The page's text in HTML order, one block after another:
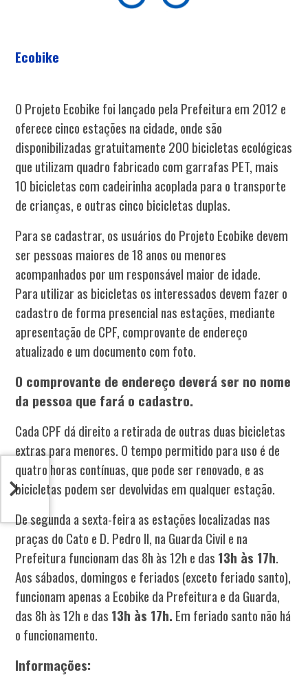
Ecobike
O Projeto Ecobike foi lançado pela Prefeitura em 2012 e
oferece cinco estações na cidade, onde são
disponibilizadas gratuitamente 200 bicicletas ecológicas
que utilizam quadro fabricado com garrafas PET, mais
10 bicicletas com cadeirinha acoplada para o transporte
de crianças, e outras cinco bicicletas duplas.
Para se cadastrar, os usuários do Projeto Ecobike devem
ser pessoas maiores de 18 anos ou menores
acompanhados por um responsável maior de idade.
Para utilizar as bicicletas os interessados devem fazer o
cadastro de forma presencial nas estações, mediante
apresentação de CPF, comprovante de endereço
atualizado e um documento com foto.
O comprovante de endereço deverá ser no nome
da pessoa que fará o cadastro.
Cada CPF dá direito a retirada de outras duas bicicletas
extras para menores. O tempo permitido para uso é de
quatro horas contínuas, que pode ser renovado, e as
bicicletas podem ser devolvidas em qualquer estação.
De segunda a sexta-feira as estações localizadas nas
praças do Cato e D. Pedro II, na Guarda Civil e na
Prefeitura funcionam das 8h às 12h e das 13h às 17h.
Aos sábados, domingos e feriados (exceto feriado santo),
funcionam apenas a Ecobike da Prefeitura e da Guarda,
das 8h às 12h e das 13h às 17h. Em feriado santo não há
o funcionamento.
Informações: